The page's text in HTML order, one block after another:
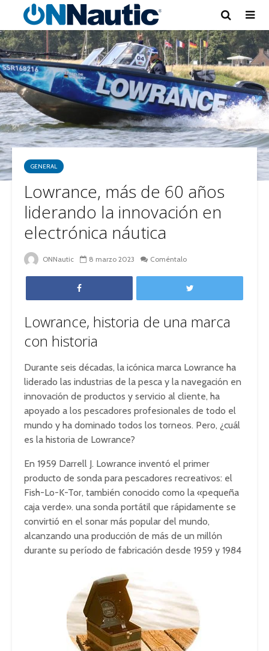
GENERAL
Lowrance, más de 60 años
liderando la innovación en
electrónica náutica
ONNautic 8 marzo 2023 Coméntalo
Lowrance, historia de una marca
con historia
Durante seis décadas, la icónica marca Lowrance ha
liderado las industrias de la pesca y la navegación en
innovación de productos y servicio al cliente, ha
apoyado a los pescadores profesionales de todo el
mundo y ha dominado todos los torneos. Pero, ¿cuál
es la historia de Lowrance?
En 1959 Darrell J. Lowrance inventó el primer
producto de sonda para pescadores recreativos: el
Fish-Lo-K-Tor, también conocido como la «pequeña
caja verde». una sonda portátil que rápidamente se
convirtió en el sonar más popular del mundo,
alcanzando una producción de más de un millón
durante su período de fabricación desde 1959 y 1984